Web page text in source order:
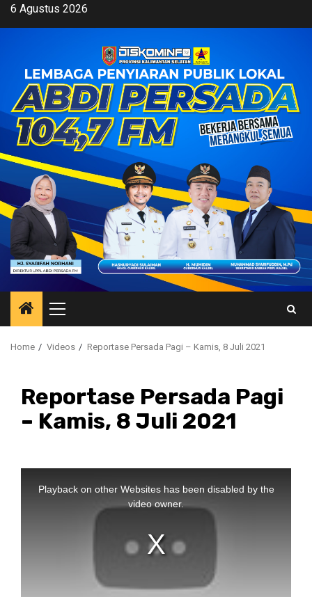
Skip6 Agustus 2026
Primary
Menu
Home Videos Reportase Persada Pagi – Kamis, 8 Juli 2021
Reportase Persada Pagi
– Kamis, 8 Juli 2021